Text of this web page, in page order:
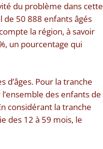
du problème dans cette
de 50 888 enfants âgés
la région, à savoir
un pourcentage qui
Pour la tranche
des enfants de
considérant la tranche
des 12 à 59 mois, le